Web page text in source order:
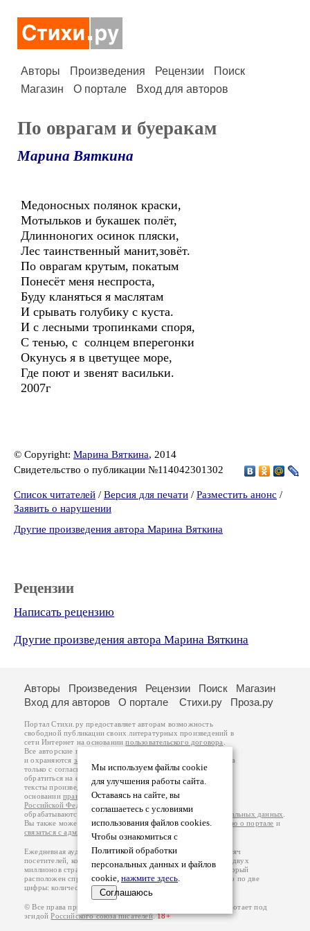
Авторы Произведения Рецензии
Поиск
Магазин
О портале Вход для авторов
По оврагам и буеракам
Марина Вяткина
Медоносных полянок краски,
Мотыльков и букашек полёт,
Длинноногих осинок пляски,
Лес таинственный манит,зовёт.
По оврагам крутым, покатым
Понесёт меня неспроста,
Буду кланяться я маслятам
И срывать голубику с куста.
И с лесными тропинками споря,
С тенью, с солнцем вперегонки
Окунусь я в цветущее море,
Где поют и звенят васильки.
2007г
© Copyright: Марина Вяткина, 2014
Свидетельство о публикации №114042301302
Список читателей / Версия для печати / Разместить анонс /
Заявить о нарушении
Другие произведения автора Марина Вяткина
Рецензии
Написать рецензию
Другие произведения автора Марина Вяткина
Мы используем файлы cookie
для улучшения работы сайта.
Оставаясь на сайте, вы
соглашаетесь с условиями
использования файлов cookies.
Чтобы ознакомиться с
Политикой обработки
персональных данных и файлов
cookie, нажмите здесь.
Соглашаюсь
Авторы Произведения Рецензии Поиск
Магазин
Вход для авторов
О портале Стихи.ру Проза.ру
Портал Стихи.ру предоставляет авторам возможность
свободной публикации своих литературных произведений в
сети Интернет на основаниипользовательского договора
Все авторские права на произведения принадлежат авторам
и охраняются законом
. Перепечатка произведений возможна
только с согласия его автора, к которому вы можете
обратиться на его авторской странице. Ответственность за
тексты произведений авторы несут самостоятельно на
основанииправил публикацииизаконодательства
Российской Федерации
обрабатываются на основанииПолитики обработки персональных данных
Вы также можете посмотреть более подробнуюинформацию о портале и
связаться с администрацией
Ежедневная аудитория портала Стихи.ру – порядка 200 тысяч
посетителей, которые в общей сумме просматривают более двух
миллионов страниц по данным счетчика посещаемости, который
расположен справа от этого текста. В каждой графе указано по две
цифры: количество просмотров и количество посетителей.
© Все права принадлежат авторам, 2000-2026. Портал работает под
эгидойРоссийского союза писателей.18+